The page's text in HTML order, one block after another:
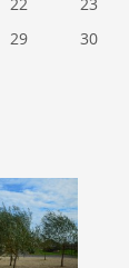
29
30